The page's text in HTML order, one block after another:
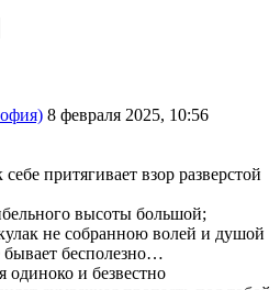
8 февраля 2025, 10:56
притягивает взор разверстой
высоты большой;
не собранною волей и душой
бесполезно…
одиноко и безвестно